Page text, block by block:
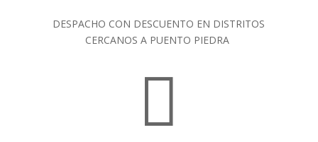
DESPACHO CON DESCUENTO EN DISTRITOS
CERCANOS A PUENTO PIEDRA
